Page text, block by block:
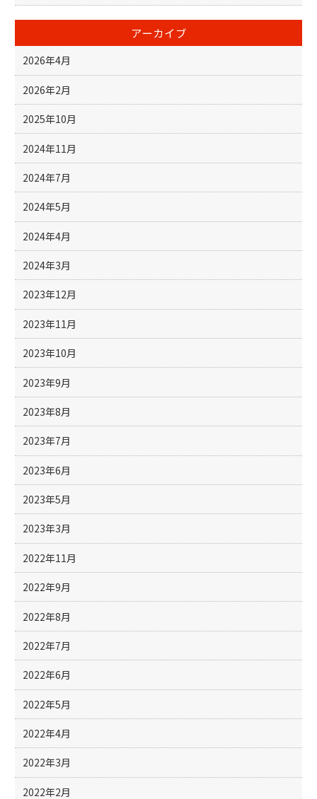
アーカイブ
2026年4月
2026年2月
2025年10月
2024年11月
2024年7月
2024年5月
2024年4月
2024年3月
2023年12月
2023年11月
2023年10月
2023年9月
2023年8月
2023年7月
2023年6月
2023年5月
2023年3月
2022年11月
2022年9月
2022年8月
2022年7月
2022年6月
2022年5月
2022年4月
2022年3月
2022年2月